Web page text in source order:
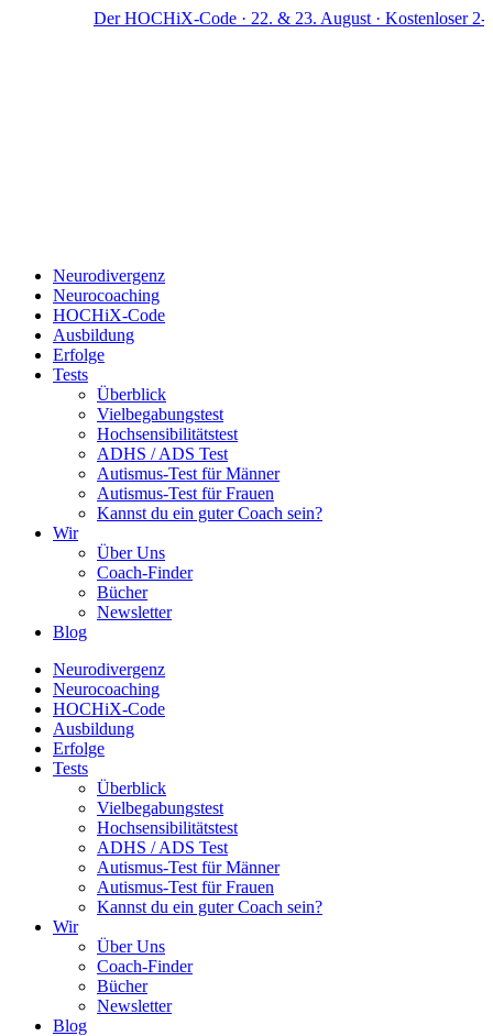
Der HOCHiX-Code · 22. & 23. August · Kostenloser 2-
Neurodivergenz
Neurocoaching
HOCHiX-Code
Ausbildung
Erfolge
Tests
Überblick
Vielbegabungstest
Hochsensibilitätstest
ADHS / ADS Test
Autismus-Test für Männer
Autismus-Test für Frauen
Kannst du ein guter Coach sein?
Wir
Über Uns
Coach-Finder
Bücher
Newsletter
Blog
Neurodivergenz
Neurocoaching
HOCHiX-Code
Ausbildung
Erfolge
Tests
Überblick
Vielbegabungstest
Hochsensibilitätstest
ADHS / ADS Test
Autismus-Test für Männer
Autismus-Test für Frauen
Kannst du ein guter Coach sein?
Wir
Über Uns
Coach-Finder
Bücher
Newsletter
Blog